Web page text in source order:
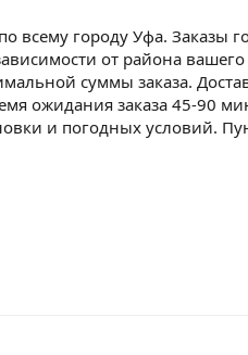
всему городу Уфа. Заказы
от района
суммы заказа.
ожидания заказа 45-90
и погодных условий.